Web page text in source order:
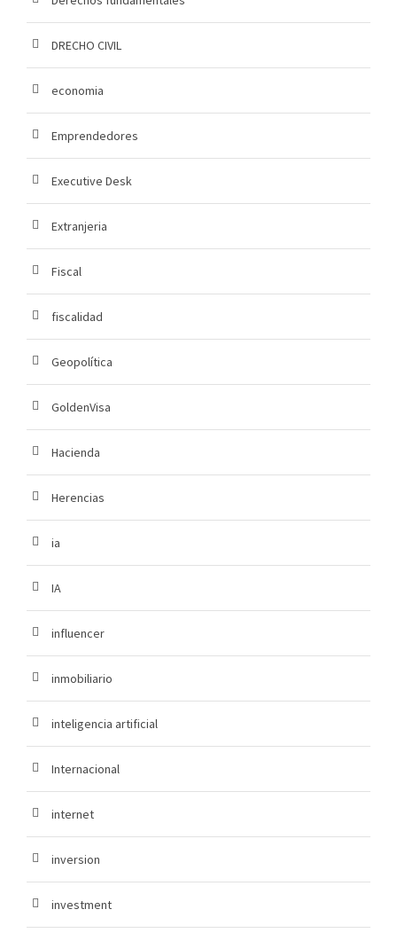
DRECHO CIVIL
economia
Emprendedores
Executive Desk
Extranjeria
Fiscal
fiscalidad
Geopolítica
GoldenVisa
Hacienda
Herencias
ia
IA
influencer
inmobiliario
inteligencia artificial
Internacional
internet
inversion
investment